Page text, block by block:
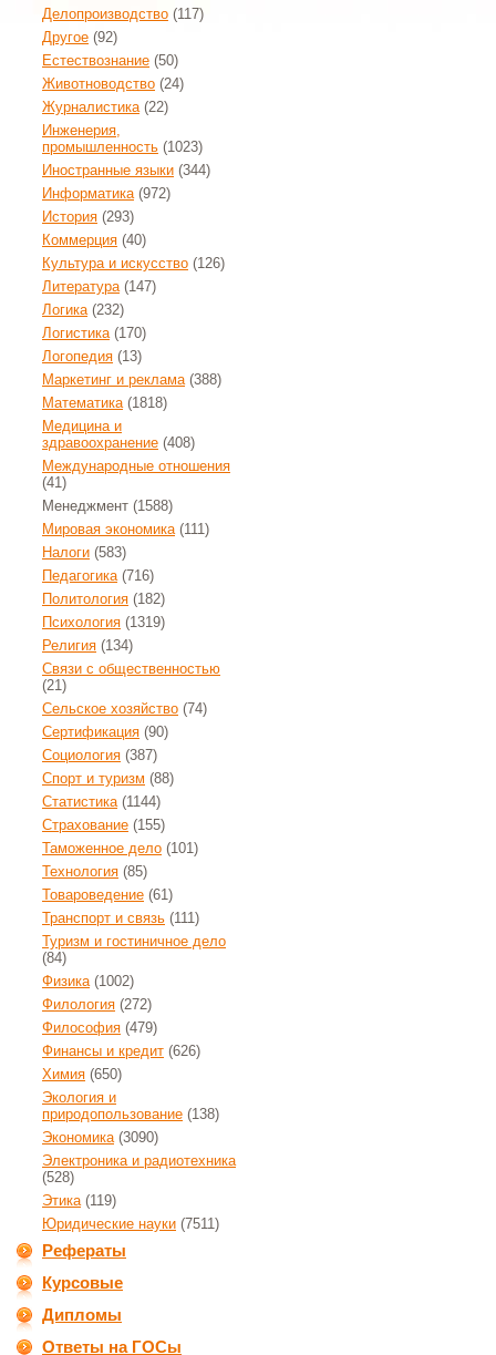
Делопроизводство (117)
Другое (92)
Естествознание (50)
Животноводство (24)
Журналистика(22)
Инженерия,
промышленность (1023)
Иностранные языки (344)
Информатика(972)
История (293)
Коммерция (40)
Культура и искусство (126)
Литература(147)
Логика(232)
Логистика(170)
Логопедия (13)
Маркетинг и реклама(388)
Математика(1818)
Медицина и
здравоохранение (408)
Международные отношения
(41)
Менеджмент (1588)
Мировая экономика(111)
Налоги (583)
Педагогика(716)
Политология (182)
Психология (1319)
Религия (134)
Связи с общественностью
(21)
Сельское хозяйство (74)
Сертификация (90)
Социология (387)
Спорт и туризм (88)
Статистика(1144)
Страхование (155)
Таможенное дело (101)
Технология (85)
Товароведение (61)
Транспорт и связь (111)
Туризм и гостиничное дело
(84)
Физика(1002)
Филология (272)
Философия (479)
Финансы и кредит (626)
Химия (650)
Экология и
природопользование (138)
Экономика(3090)
Электроника и радиотехника
(528)
Этика(119)
Юридические науки (7511)
Рефераты
Курсовые
Дипломы
Ответы на ГОСы